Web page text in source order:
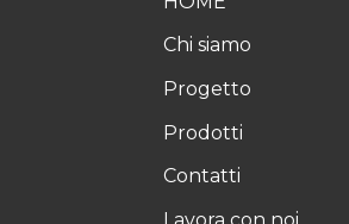
Chi siamo
Progetto
Prodotti
Contatti